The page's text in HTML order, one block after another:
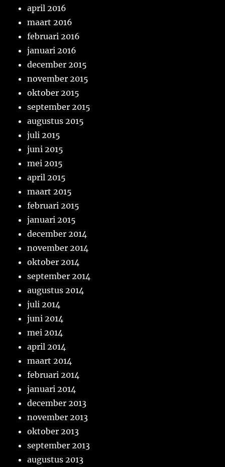
april 2016
maart 2016
februari 2016
januari 2016
december 2015
november 2015
oktober 2015
september 2015
augustus 2015
juli 2015
juni 2015
mei 2015
april 2015
maart 2015
februari 2015
januari 2015
december 2014
november 2014
oktober 2014
september 2014
augustus 2014
juli 2014
juni 2014
mei 2014
april 2014
maart 2014
februari 2014
januari 2014
december 2013
november 2013
oktober 2013
september 2013
augustus 2013